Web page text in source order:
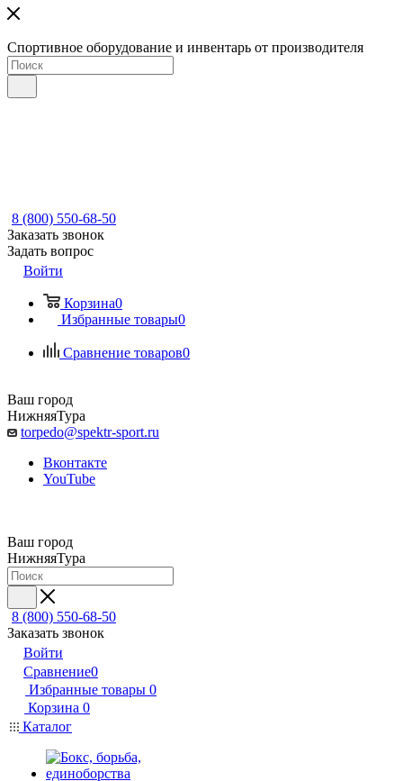
Спортивное оборудование и инвентарь от производителя
8 (800) 550-68-50
Заказать звонок
Задать вопрос
Войти
Корзина0
Избранные товары0
Сравнение товаров0
Ваш город
НижняяТура
torpedo@spektr-sport.ru
Вконтакте
YouTube
Ваш город
НижняяТура
8 (800) 550-68-50
Заказать звонок
Войти
Сравнение0
Избранные товары 0
Корзина 0
Каталог